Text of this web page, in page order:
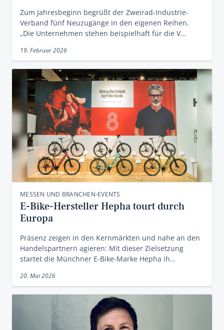
Zum Jahresbeginn begrüßt der Zweirad-Industrie-
Verband fünf Neuzugänge in den eigenen Reihen.
„Die Unternehmen stehen beispielhaft für die V…
19. Februar 2026
MESSEN UND BRANCHEN-EVENTS
E-Bike-Hersteller Hepha tourt durch
Europa
Präsenz zeigen in den Kernmärkten und nahe an den
Handelspartnern agieren: Mit dieser Zielsetzung
startet die Münchner E-Bike-Marke Hepha ih…
20. Mai 2026